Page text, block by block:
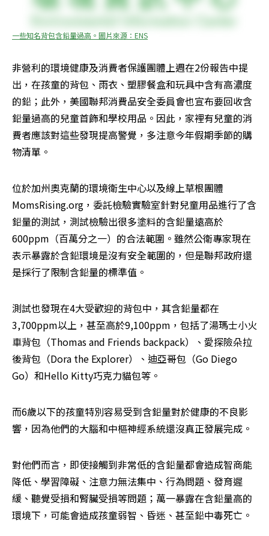
一些知名背包含鉛量過高。圖片來源：ENS
非營利的環境健康及消費者保護團體上週在2份報告中提
出，在孩童的背包、雨衣、塑膠餐盒和玩具中含有高濃度
的鉛；此外，美國聯邦消費品安全委員會也宣布要回收含
鉛量過高的兒童首飾和學校用品。因此，家裡有兒童的消
費者應該對這些發現提高警覺，多注意今年假期季節的購
物清單。
位於加州奧克蘭的環境衛生中心以及線上草根團體
MomsRising.org，委託檢驗實驗室針對兒童用品進行了含
鉛量的測試，測試檢驗出很多塗料的含鉛量遠高於
600ppm（百萬分之一）的合法範圍。雖然公衛專家現在
表示暴露於含鉛環境是沒有安全範圍的，但是聯邦政府還
是採行了限制含鉛量的標準值。
測試也發現在4大受歡迎的背包中，其含鉛量都在
3,700ppm以上，甚至高於9,100ppm，包括了湯瑪士小火
車背包（Thomas and Friends backpack）、愛探險朵拉
後背包（Dora the Explorer）、迪亞哥包（Go Diego
Go）和Hello Kitty巧克力貓包等。
而6歲以下的孩童特別容易受到含鉛量對於健康的不良影
響，因為他們的大腦和中樞神經系統還沒真正發展完成。
對他們而言，即使接觸到非常低的含鉛量都會造成智商能
降低、學習障礙、注意力無法集中、行為問題、發育遲
緩、聽覺受損和腎臟受損等問題；萬一暴露在含鉛量高的
環境下，可能會造成孩童弱智、昏迷、甚至鉛中毒死亡。